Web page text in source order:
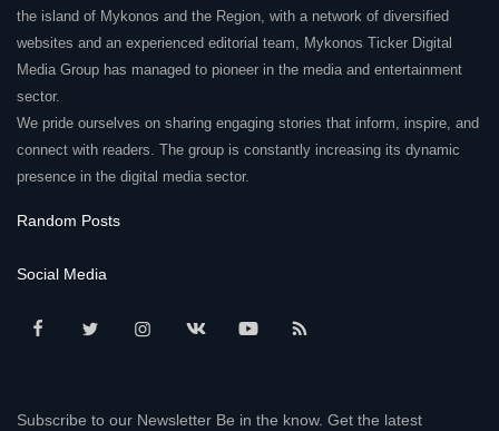
the island of Mykonos and the Region, with a network of diversified
websites and an experienced editorial team, Mykonos Ticker Digital
Media Group has managed to pioneer in the media and entertainment
sector.
We pride ourselves on sharing engaging stories that inform, inspire, and
connect with readers. The group is constantly increasing its dynamic
presence in the digital media sector.
Random Posts
Social Media
Subscribe to our Newsletter Be in the know. Get the latest